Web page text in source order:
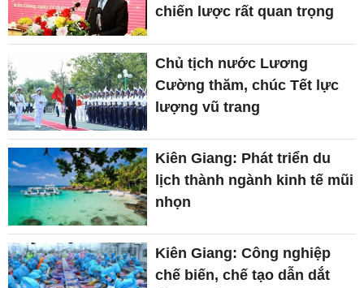
chiến lược rất quan trọng
Chủ tịch nước Lương
Cường thăm, chúc Tết lực
lượng vũ trang
Kiên Giang: Phát triển du
lịch thành ngành kinh tế mũi
nhọn
Kiên Giang: Công nghiệp
chế biến, chế tạo dẫn dắt